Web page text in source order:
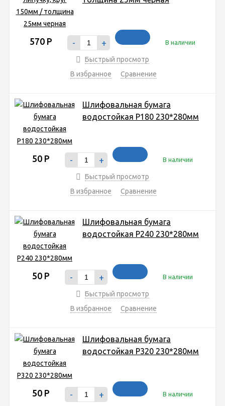
570 Р - + В наличии
Быстрый просмотр
В избранное
Сравнение
Шлифовальная бумага
водостойкая P180 230*280мм
50 Р - + В наличии
Быстрый просмотр
В избранное
Сравнение
Шлифовальная бумага
водостойкая P240 230*280мм
50 Р - + В наличии
Быстрый просмотр
В избранное
Сравнение
Шлифовальная бумага
водостойкая P320 230*280мм
50 Р - + В наличии